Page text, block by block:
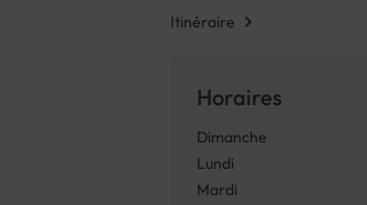
Itinéraire
Horaires
Dimanche
Lundi
Mardi